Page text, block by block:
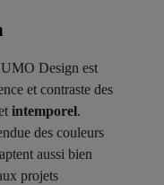
Design est
et contraste des
intemporel.
des couleurs
aussi bien
projets